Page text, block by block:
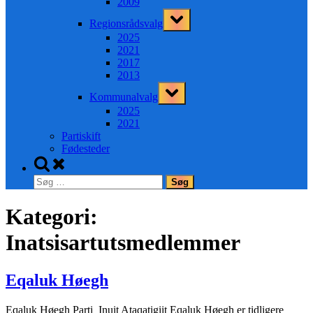
Regionsrådsvalg
Toggle
sub-
2025
2021
2017
2013
Kommunalvalg
Toggle
sub-
2025
2021
Partiskift
Fødesteder
Toggle
search
form
Søg
efter:
Kategori:
Inatsisartutsmedlemmer
Eqaluk Høegh
Eqaluk Høegh Parti Inuit Ataqatigiit Eqaluk Høegh er tidligere